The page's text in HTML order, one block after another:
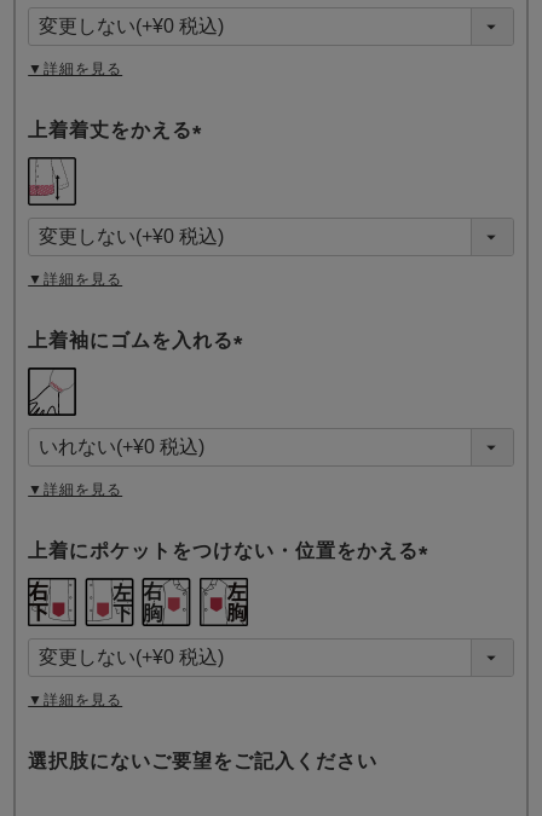
須
)
▼詳細を見る
上着着丈をかえる
須
)
▼詳細を見る
上着袖にゴムを入れる
須
)
▼詳細を見る
上着にポケットをつけない・位置をかえる
須
)
▼詳細を見る
選択肢にないご要望をご記入ください